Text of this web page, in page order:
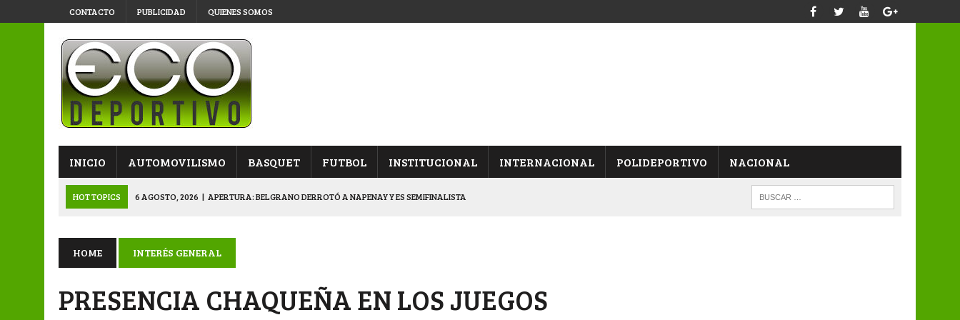
CONTACTO PUBLICIDAD QUIENES SOMOS
INICIO AUTOMOVILISMO BASQUET FUTBOL INSTITUCIONAL INTERNACIONAL POLIDEPORTIVO NACIONAL
HOT TOPICS 6 AGOSTO, 2026 | APERTURA: BELGRANO DERROTÓ A NAPENAY Y ES SEMIFINALISTA
4 AGOSTO, 2026 | VETERANOS SE PREPARAN PARA LA GRAN FIESTA PROVINCIAL
6 AGOSTO, 2026 | PRIMERA B: SPORTIVO SE METIÓ EN SEMIFINALES TRAS GANARLE A “LA MONTE”
HOME INTERÉS GENERAL
PRESENCIA CHAQUEÑA EN LOS JUEGOS